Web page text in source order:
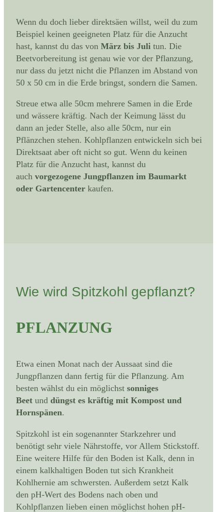
Wenn du doch lieber direktsäen willst, weil du zum
Beispiel keinen geeigneten Platz für die Anzucht
hast, kannst du das von März bis Juli tun. Die
Beetvorbereitung ist genau wie vor der Pflanzung,
nur dass du jetzt nicht die Pflanzen im Abstand von
50 x 50 cm in die Erde bringst, sondern die Samen.
Streue etwa alle 50cm mehrere Samen in die Erde
und wässere kräftig. Nach der Keimung lässt du
dann an jeder Stelle, also alle 50cm, nur ein
Pflänzchen stehen. Kohlpflanzen entwickeln sich bei
Direktsaat aber oft nicht so gut. Wenn du keinen
Platz für die Anzucht hast, kannst du
auch vorgezogene Jungpflanzen im Baumarkt
oder Gartencenter kaufen.
Wie wird Spitzkohl gepflanzt?
PFLANZUNG
Etwa einen Monat nach der Aussaat sind die
Jungpflanzen dann fertig für die Pflanzung. Am
besten wählst du ein möglichst sonniges
Beet und düngst es kräftig mit Kompost und
Hornspänen.
Spitzkohl ist ein sogenannter Starkzehrer und
benötigt sehr viele Nährstoffe, vor Allem Stickstoff.
Eine weitere Hilfe für den Boden ist Kalk, denn in
einem kalkhaltigen Boden tut sich Krankheit
Kohlhernie am schwersten. Außerdem setzt Kalk
den pH-Wert des Bodens nach oben und
Kohlpflanzen lieben einen möglichst hohen pH-